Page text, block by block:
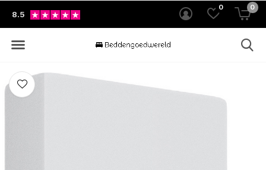
0 0
8.5